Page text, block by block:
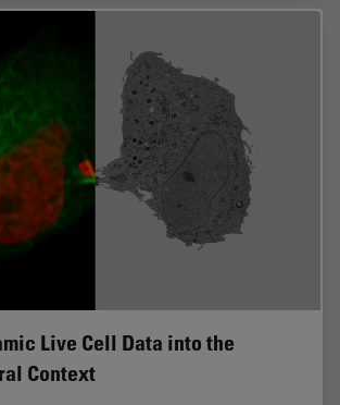
Live Cell Data into the
Context